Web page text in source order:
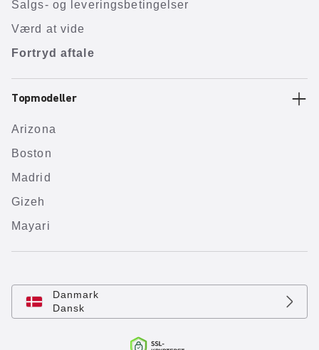
Salgs- og leveringsbetingelser
Værd at vide
Fortryd aftale
Topmodeller
Arizona
Boston
Madrid
Gizeh
Mayari
Danmark
Dansk